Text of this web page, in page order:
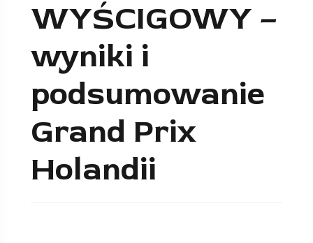
WYŚCIGOWY –
wyniki i
podsumowanie
Grand Prix
Holandii